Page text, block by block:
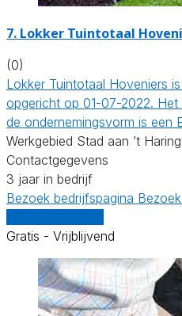
7. Lokker Tuintotaal
(0)
Lokker Tuintotaal Hoveniers
opgericht op 01-07-2022. Het
de ondernemingsvorm is een
Werkgebied Stad aan ’t
Contactgegevens
3 jaar in bedrijf
Bezoek bedrijfspagina
Gratis - Vrijblijvend